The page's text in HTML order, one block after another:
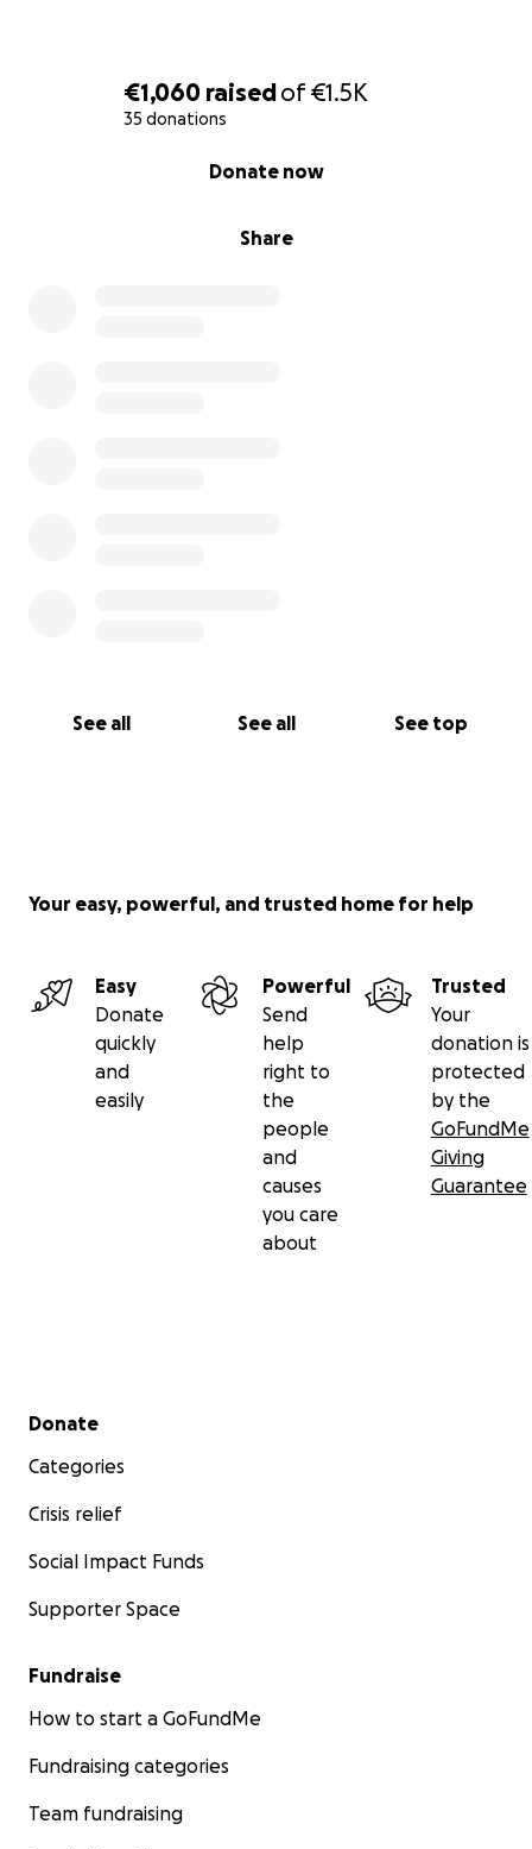
€1,060 raisedof€1.5K
35 donations
Share
Donate now
See all See all See top
Your easy, powerful, and trusted home for help
Easy
Donate
quickly
and
easily
Powerful
Send
help
right to
the
people
and
causes
you care
about
Trusted
Your
donation is
protected
by the
GoFundMe
Giving
Guarantee
Secondary menu
Donate
Categories
Crisis relief
Social Impact Funds
Supporter Space
Fundraise
How to start a GoFundMe
Fundraising categories
Team fundraising